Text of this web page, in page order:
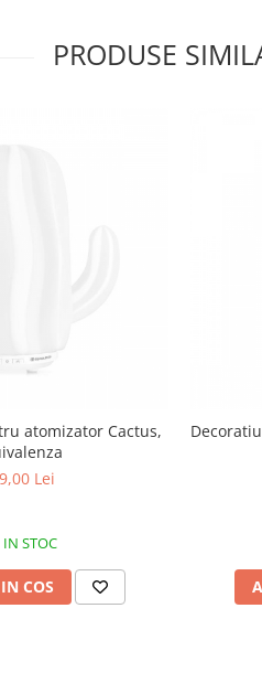
PRODUSE
atomizator Cactus,
Lei
IN STOC
COS